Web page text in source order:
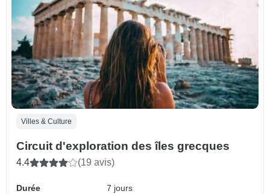
Villes & Culture
Circuit d'exploration des îles grecques
4.4 (19 avis)
Durée
7 jours